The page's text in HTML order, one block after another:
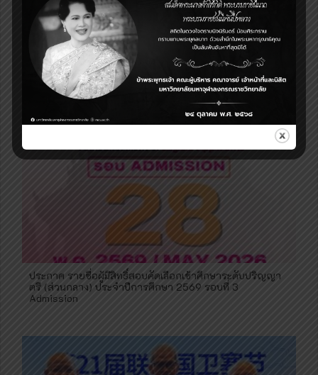
บรรยากาศการสอบคัดเลือกเข้าศึกษาระดับปริญญาตรี (ส่วน
กลาง) ประจำปีการศึกษา 2569 รอบที่ 3 และ 4 วันที่ 29
พฤษภาคม พ.ศ. 2569
ประกาศ รายชื่อผู้มีสิทธิ์สอบคัดเลือกเข้าศึกษาระดับปริญญา
ตรี (ส่วนกลาง) ประจำปีการศึกษา 2569 รอบที่ 3
Admission